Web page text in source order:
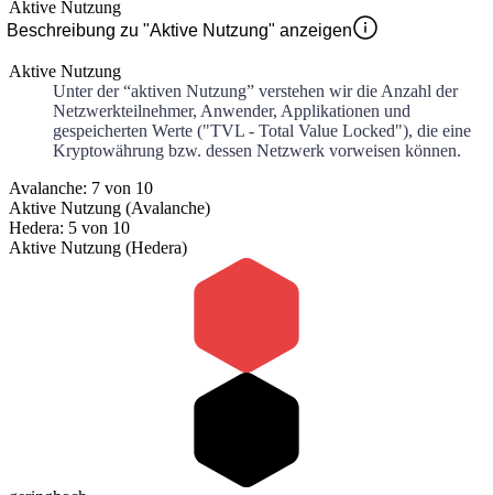
Aktive Nutzung
Beschreibung zu "Aktive Nutzung" anzeigen
Aktive Nutzung
Unter der “aktiven Nutzung” verstehen wir die Anzahl der
Netzwerkteilnehmer, Anwender, Applikationen und
gespeicherten Werte ("TVL - Total Value Locked"), die eine
Kryptowährung bzw. dessen Netzwerk vorweisen können.
Avalanche: 7 von 10
Aktive Nutzung (Avalanche)
Hedera: 5 von 10
Aktive Nutzung (Hedera)